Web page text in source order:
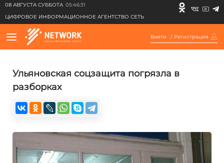
08 АВГУСТА СУББОТА 05:46:31
ЦИФРОВОЕ ИНФОРМАЦИОННОЕ АГЕНТСТВО СЕТЬ
Войти / Регистрация
Ульяновская соцзащита погрязла в
разборках